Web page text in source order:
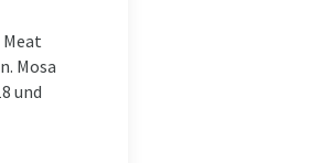
Mosa
und